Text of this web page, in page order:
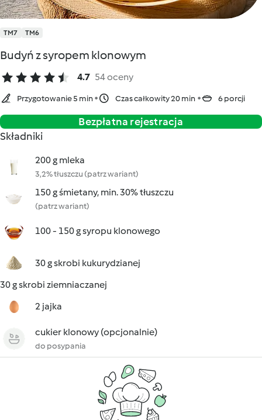
TM7 TM6
Budyń z syropem klonowym
4.7 54 oceny
Przygotowanie 5 min Czas całkowity 20 min 6 porcji
Bezpłatna rejestracja
Składniki
200 g mleka
3,2% tłuszczu (patrz wariant)
150 g śmietany, min. 30% tłuszczu
(patrz wariant)
100 - 150 g syropu klonowego
30 g skrobi kukurydzianej
30 g skrobi ziemniaczanej
2 jajka
cukier klonowy (opcjonalnie)
do posypania